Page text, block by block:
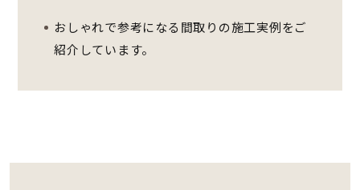
おしゃれで参考になる間取りの施工実例をご
紹介しています。